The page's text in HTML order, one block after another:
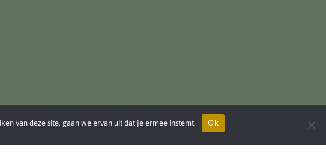
van deze site, gaan we ervan uit dat je ermee instemt. Ok